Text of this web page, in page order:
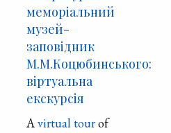
меморіальний
музей-
заповідник
М.М.Коцюбинського:
віртуальна
екскурсія
A virtual tourof